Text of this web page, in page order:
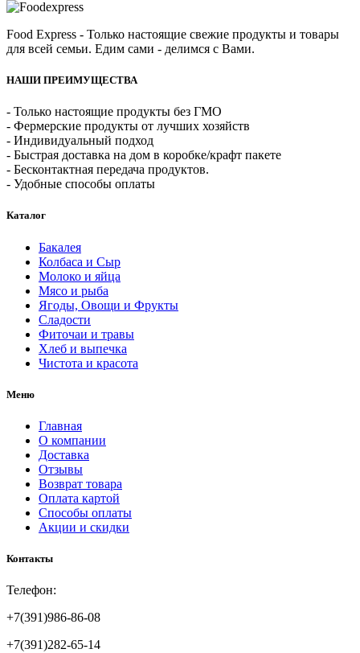
Food Express - Только настоящие свежие продукты и товары
для всей семьи. Едим сами - делимся с Вами.
НАШИ ПРЕИМУЩЕСТВА
- Только настоящие продукты без ГМО
- Фермерские продукты от лучших хозяйств
- Индивидуальный подход
- Быстрая доставка на дом в коробке/крафт пакете
- Бесконтактная передача продуктов.
- Удобные способы оплаты
Каталог
Бакалея
Колбаса и Сыр
Молоко и яйца
Мясо и рыба
Ягоды, Овощи и Фрукты
Сладости
Фиточаи и травы
Хлеб и выпечка
Чистота и красота
Меню
Главная
О компании
Доставка
Отзывы
Возврат товара
Оплата картой
Способы оплаты
Акции и скидки
Контакты
Телефон:
+7(391)986-86-08
+7(391)282-65-14